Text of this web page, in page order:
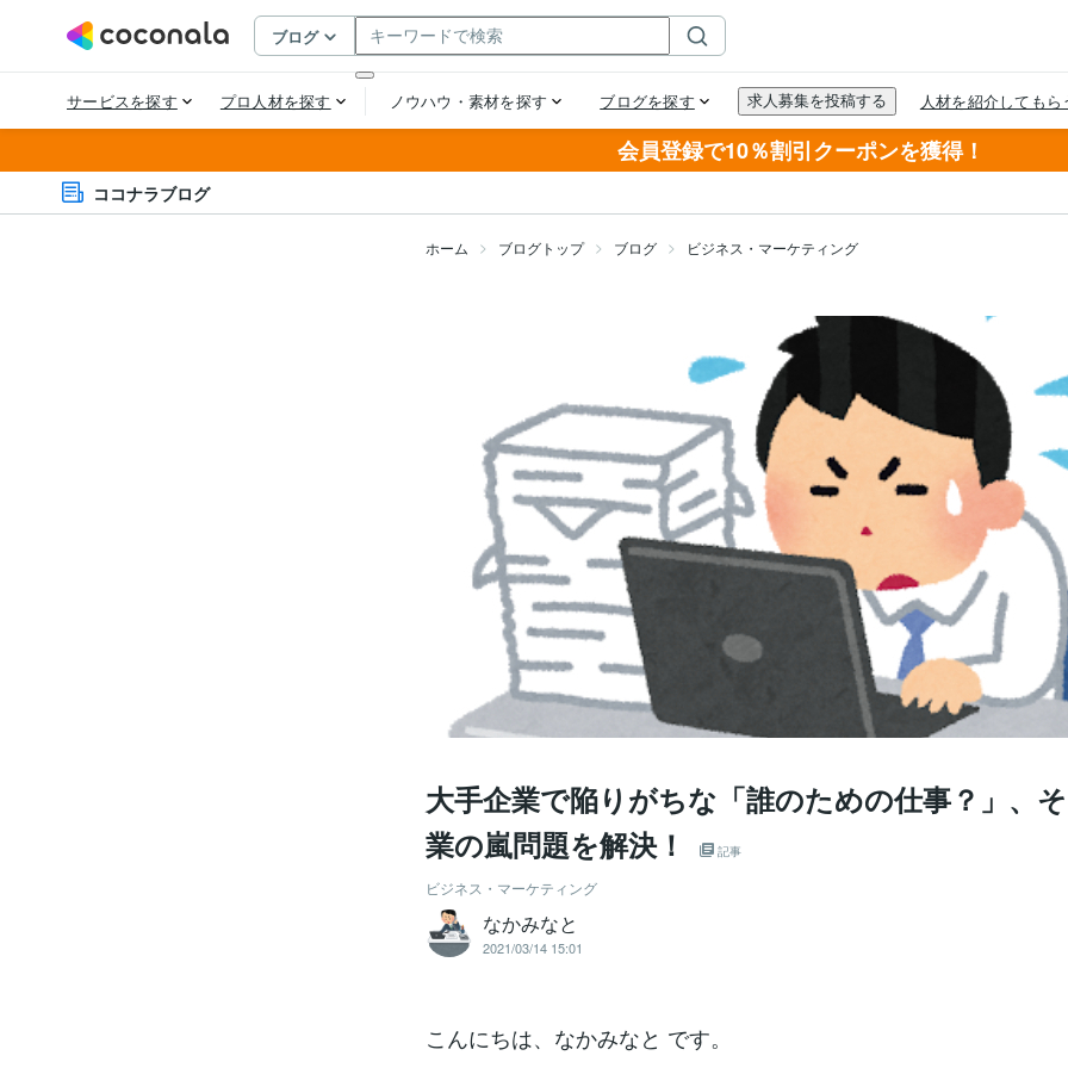
会員登録で10％割引クーポンを獲得！
ココナラブログ
ホーム ブログトップ ブログ ビジネス・マーケティング
大手企業で陥りがちな「誰のための仕事？」、
業の嵐問題を解決！
記事
ビジネス・マーケティング
なかみなと
2021/03/14 15:01
こんにちは、なかみなと です。